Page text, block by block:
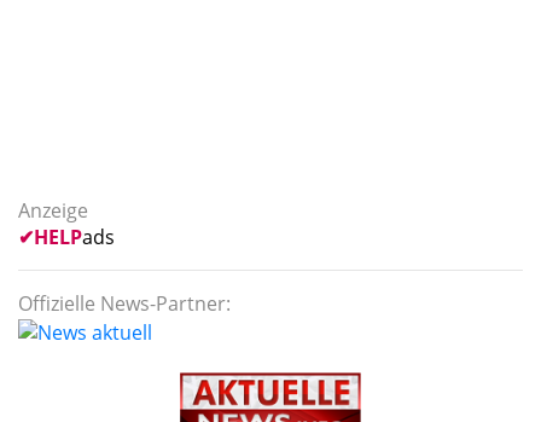
Anzeige
✔HELPads
Offizielle News-Partner: